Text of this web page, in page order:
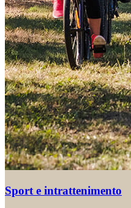
Sport e intrattenimento